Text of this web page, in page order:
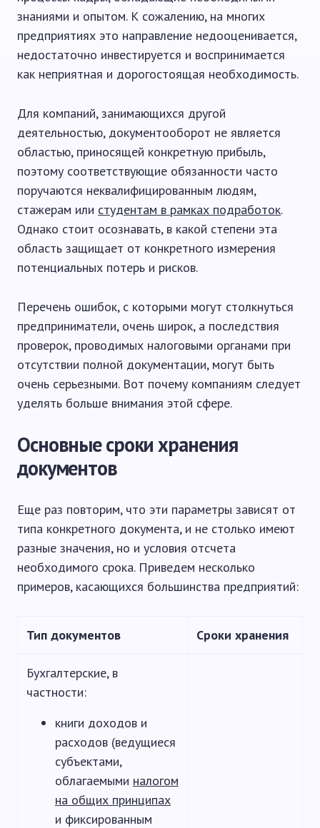
знаниями и опытом. К сожалению, на многих
предприятиях это направление недооценивается,
недостаточно инвестируется и воспринимается
как неприятная и дорогостоящая необходимость.
Для компаний, занимающихся другой
деятельностью, документооборот не является
областью, приносящей конкретную прибыль,
поэтому соответствующие обязанности часто
поручаются неквалифицированным людям,
стажерам или студентам в рамках подработок.
Однако стоит осознавать, в какой степени эта
область защищает от конкретного измерения
потенциальных потерь и рисков.
Перечень ошибок, с которыми могут столкнуться
предприниматели, очень широк, а последствия
проверок, проводимых налоговыми органами при
отсутствии полной документации, могут быть
очень серьезными. Вот почему компаниям следует
уделять больше внимания этой сфере.
Основные сроки хранения
документов
Еще раз повторим, что эти параметры зависят от
типа конкретного документа, и не столько имеют
разные значения, но и условия отсчета
необходимого срока. Приведем несколько
примеров, касающихся большинства предприятий:
Тип документов Сроки хранения
Бухгалтерские, в
частности:
книги доходов и
расходов (ведущиеся
субъектами,
облагаемыми налогом
на общих принципах
и фиксированным